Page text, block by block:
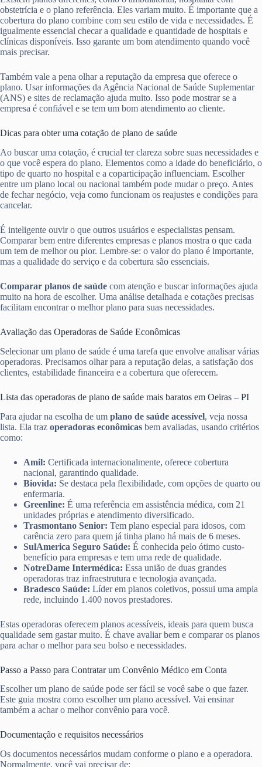
obstetrícia e o plano referência. Eles variam muito. É importante que a
cobertura do plano combine com seu estilo de vida e necessidades. É
igualmente essencial checar a qualidade e quantidade de hospitais e
clínicas disponíveis. Isso garante um bom atendimento quando você
mais precisar.
Também vale a pena olhar a reputação da empresa que oferece o
plano. Usar informações da Agência Nacional de Saúde Suplementar
(ANS) e sites de reclamação ajuda muito. Isso pode mostrar se a
empresa é confiável e se tem um bom atendimento ao cliente.
Dicas para obter uma cotação de plano de saúde
Ao buscar uma cotação, é crucial ter clareza sobre suas necessidades e
o que você espera do plano. Elementos como a idade do beneficiário, o
tipo de quarto no hospital e a coparticipação influenciam. Escolher
entre um plano local ou nacional também pode mudar o preço. Antes
de fechar negócio, veja como funcionam os reajustes e condições para
cancelar.
É inteligente ouvir o que outros usuários e especialistas pensam.
Comparar bem entre diferentes empresas e planos mostra o que cada
um tem de melhor ou pior. Lembre-se: o valor do plano é importante,
mas a qualidade do serviço e da cobertura são essenciais.
Comparar planos de saúde com atenção e buscar informações ajuda
muito na hora de escolher. Uma análise detalhada e cotações precisas
facilitam encontrar o melhor plano para suas necessidades.
Avaliação das Operadoras de Saúde Econômicas
Selecionar um plano de saúde é uma tarefa que envolve analisar várias
operadoras. Precisamos olhar para a reputação delas, a satisfação dos
clientes, estabilidade financeira e a cobertura que oferecem.
Lista das operadoras de plano de saúde mais baratos em Oeiras – PI
Para ajudar na escolha de um plano de saúde acessível, veja nossa
lista. Ela traz operadoras econômicas bem avaliadas, usando critérios
como:
Amil: Certificada internacionalmente, oferece cobertura
nacional, garantindo qualidade.
Biovida: Se destaca pela flexibilidade, com opções de quarto ou
enfermaria.
Greenline: É uma referência em assistência médica, com 21
unidades próprias e atendimento diversificado.
Trasmontano Senior: Tem plano especial para idosos, com
carência zero para quem já tinha plano há mais de 6 meses.
SulAmerica Seguro Saúde: É conhecida pelo ótimo custo-
benefício para empresas e tem uma rede de qualidade.
NotreDame Intermédica: Essa união de duas grandes
operadoras traz infraestrutura e tecnologia avançada.
Bradesco Saúde: Líder em planos coletivos, possui uma ampla
rede, incluindo 1.400 novos prestadores.
Estas operadoras oferecem planos acessíveis, ideais para quem busca
qualidade sem gastar muito. É chave avaliar bem e comparar os planos
para achar o melhor para seu bolso e necessidades.
Passo a Passo para Contratar um Convênio Médico em Conta
Escolher um plano de saúde pode ser fácil se você sabe o que fazer.
Este guia mostra como escolher um plano acessível. Vai ensinar
também a achar o melhor convênio para você.
Documentação e requisitos necessários
Os documentos necessários mudam conforme o plano e a operadora.
Normalmente, você vai precisar de: